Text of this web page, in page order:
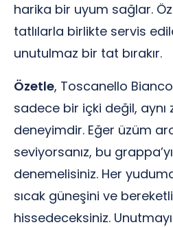
harika bir uyum sağlar.
tatlılarla birlikte servis
unutulmaz bir tat bırakır.
Özetle, Toscanello
sadece bir içki değil,
deneyimdir. Eğer üzüm
seviyorsanız, bu
denemelisiniz. Her
sıcak güneşini ve
hissedeceksiniz.